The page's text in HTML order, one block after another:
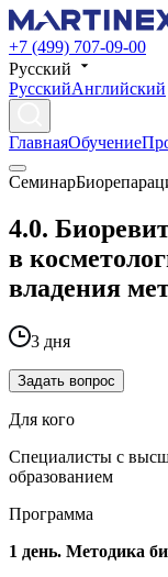
+7 (499) 707-09-00
Русский
РусскийАнглийский
ГлавнаяОбучение
Семинар
4.0.
в
владения
3 дня
Задать вопрос
Для кого
Специалисты с
образованием
Программа
1 день. Методика